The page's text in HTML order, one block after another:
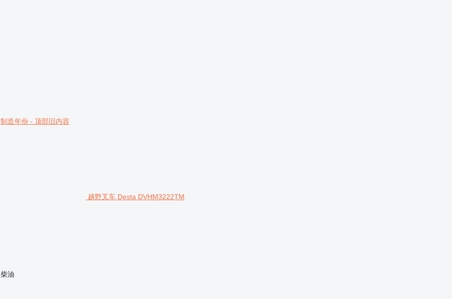
制造年份 - 顶部旧内容
越野叉车 Desta DVHM3222TM
柴油